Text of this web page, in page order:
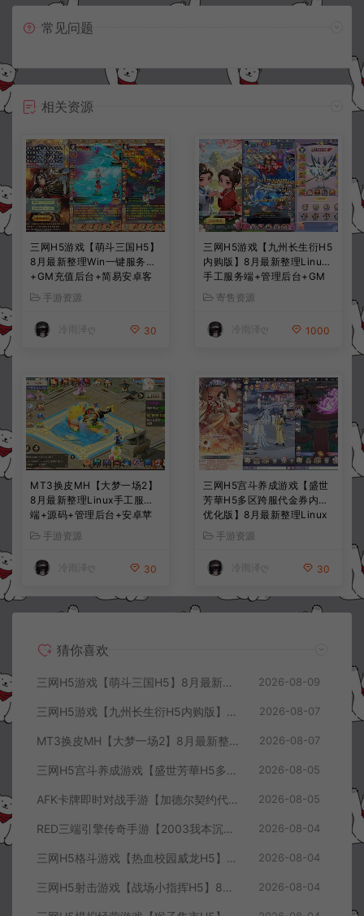
常见问题
相关资源
三网H5游戏【萌斗三国H5】
8月最新整理Win一键服务端
+GM充值后台+简易安卓客
户端+详细搭建教程+视频教
程
手游资源
冷雨泽ღ 30
三网H5游戏【九州长生衍H5
内购版】8月最新整理Linux
手工服务端+管理后台+GM
授权后台+简易安卓客户端
+详细搭建教程+视频教程
寄售资源
冷雨泽ღ 1000
MT3换皮MH【大梦一场2】
8月最新整理Linux手工服务
端+源码+管理后台+安卓苹
果双端+详细搭建教程+视频
教程
手游资源
冷雨泽ღ 30
三网H5宫斗养成游戏【盛世
芳華H5多区跨服代金券内购
优化版】8月最新整理Linux
手工服务端+CDK授权后台
+全资源安卓+详细搭建教程
+视频教程
手游资源
冷雨泽ღ 30
猜你喜欢
三网H5游戏【萌斗三国H5】8月最新整理Win一键服务端+GM充值后台+简易安卓客户端+详细搭建教程+视频教程 2026-08-09
三网H5游戏【九州长生衍H5内购版】8月最新整理Linux手工服务端+管理后台+GM授权后台+简易安卓客户端+详细搭建教程+视频教程 2026-08-07
MT3换皮MH【大梦一场2】8月最新整理Linux手工服务端+源码+管理后台+安卓苹果双端+详细搭建教程+视频教程 2026-08-07
三网H5宫斗养成游戏【盛世芳華H5多区跨服代金券内购优化版】8月最新整理Linux手工服务端+CDK授权后台+全资源安卓+详细搭建教程+视频教程 2026-08-05
AFK卡牌即时对战手游【加德尔契约代金券内购修复版】8月最新整理Linux手工服务端+前后端全套源码+CDK授权后台+安卓苹果双端+详细搭建教程+视频教程 2026-08-05
RED三端引擎传奇手游【2003我本沉默三职业】8月最新整理Win一键服务端+PC安卓+详细搭建教程 2026-08-04
三网H5格斗游戏【热血校园威龙H5】8月最新整理Linux手工服务端+Win一键服务端+解压即玩+简易安卓客户端+详细搭建教程 2026-08-04
三网H5射击游戏【战场小指挥H5】8月最新整理Linux手工服务端+Win一键服务端+解压即玩+简易安卓客户端+详细搭建教程 2026-08-04